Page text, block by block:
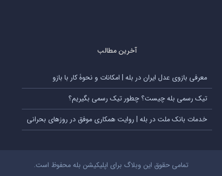
آخرین مطالب
معرفی بازوی عدل ایران در بله | امکانات و نحوۀ کار با بازو
تیک رسمی بله چیست؟ چطور تیک رسمی بگیریم؟
خدمات بانک ملت در بله | روایت همکاری موفق در روزهای بحرانی
تمامی حقوق این وبلاگ برای اپلیکیشن بله محفوظ است.